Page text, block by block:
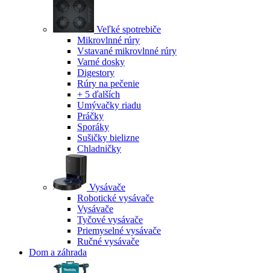
Veľké spotrebiče
Mikrovlnné rúry
Vstavané mikrovlnné rúry
Varné dosky
Digestory
Rúry na pečenie
+ 5 ďalších
Umývačky riadu
Práčky
Sporáky
Sušičky bielizne
Chladničky
Vysávače
Robotické vysávače
Vysávače
Tyčové vysávače
Priemyselné vysávače
Ručné vysávače
Dom a záhrada